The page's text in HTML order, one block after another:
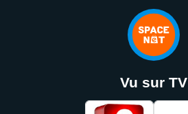
Vu sur TV